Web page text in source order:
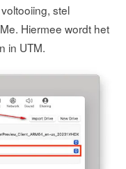
stel
Hiermee wordt het
in UTM.